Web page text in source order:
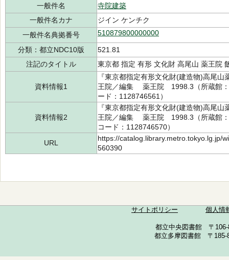
一般件名
寺院建築
一般件名カナ
ジイン ケンチク
一般件名典拠番号
510879800000000
分類：都立NDC10版
521.81
注記のタイトル
東京都 指定 有形 文化財 高尾山 薬王院
資料情報1
『東京都指定有形文化財(建造物)高尾
王院／編集 薬王院 1998.3（所蔵館
ード：1128746561）
資料情報2
『東京都指定有形文化財(建造物)高尾
王院／編集 薬王院 1998.3（所蔵館
コード：1128746570）
URL
https://catalog.library.metro.tokyo.lg.jp/
560390
サイトポリシー 個人情
都立中央図書館 〒
都立多摩図書館 〒185-